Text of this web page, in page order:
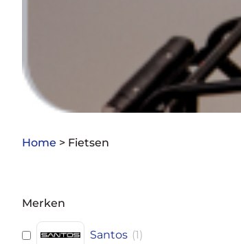
Home > Fietsen
Merken
Santos (1)